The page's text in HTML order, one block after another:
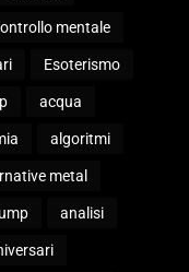
mentale
Esoterismo
acqua
algoritmi
metal
analisi